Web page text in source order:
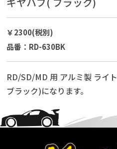
￥2300(税別)
品番：RD-630BK
RD/SD/MD 用 アルミ製 ライ
ブラック)になります。